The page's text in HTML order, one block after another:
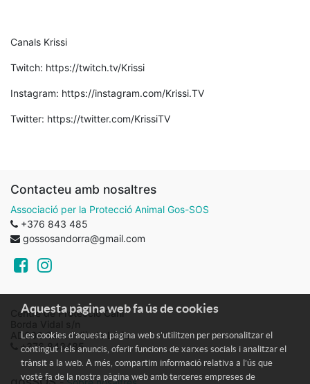
Canals Krissi
Twitch: https://twitch.tv/Krissi
Instagram: https://instagram.com/Krissi.TV
Twitter: https://twitter.com/KrissiTV
Contacteu amb nosaltres
Associació per la Protecció Animal Gos-SOS
+376 843 485
gossosandorra@gmail.com
Centre de Protecció Caní
AD600 Sant Julià de Lòria
+376 843485
Aquesta pàgina web fa ús de cookies
Les cookies d’aquesta pàgina web s’utilitzen per personalitzar el
contingut i els anuncis, oferir funcions de xarxes socials i analitzar el
trànsit a la web. A més, compartim informació relativa a l’ús que
vostè fa de la nostra pàgina web amb terceres empreses de